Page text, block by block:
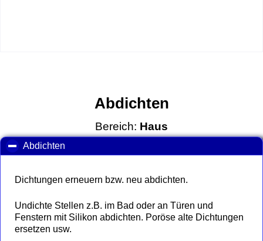
Abdichten
Bereich: Haus
Abdichten
Dichtungen erneuern bzw. neu abdichten.
Undichte Stellen z.B. im Bad oder an Türen und
Fenstern mit Silikon abdichten. Poröse alte Dichtungen
ersetzen usw.